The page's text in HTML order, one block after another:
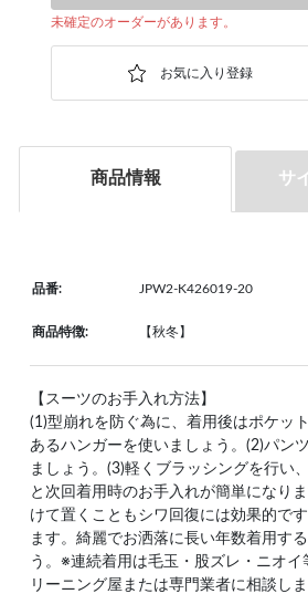
未確定のオーダーがあります。
商品情報 サ
品番: JPW2-K426019-20
商品特徴: 【秋冬】
【スーツのお手入れ方法】
(1)型崩れを防ぐ為に、着用後はポケッ
あるハンガーを使いましょう。(2)パン
ましょう。(3)軽くブラッシングを行い
と次回着用時のお手入れが簡単になり
けて置くこともシワ回復には効果的で
ます。綺麗でお洒落に長い年数着用す
う。※連続着用は毛玉・股ズレ・ニオ
リーニング屋または専門業者に相談し